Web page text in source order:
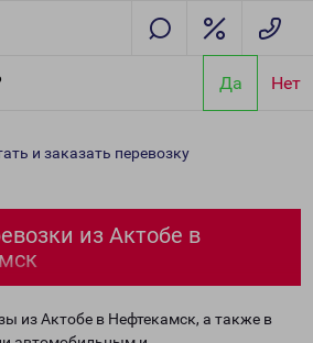
Да Нет
и заказать перевозку
из Актобе в
из Актобе в Нефтекамск, а также в